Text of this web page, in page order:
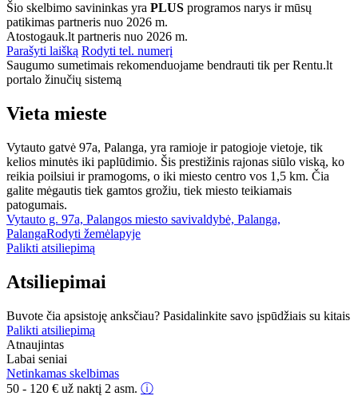
Šio skelbimo savininkas yra PLUS programos narys ir mūsų
patikimas partneris nuo 2026 m.
Atostogauk.lt partneris nuo 2026 m.
Parašyti laišką Rodyti tel. numerį
Saugumo sumetimais rekomenduojame bendrauti tik per Rentu.lt
portalo žinučių sistemą
Vieta mieste
Vytauto gatvė 97a, Palanga, yra ramioje ir patogioje vietoje, tik
kelios minutės iki paplūdimio. Šis prestižinis rajonas siūlo viską, ko
reikia poilsiui ir pramogoms, o iki miesto centro vos 1,5 km. Čia
galite mėgautis tiek gamtos grožiu, tiek miesto teikiamais
patogumais.
Vytauto g. 97a, Palangos miesto savivaldybė, Palanga,
PalangaRodyti žemėlapyje
Palikti atsiliepimą
Atsiliepimai
Buvote čia apsistoję anksčiau? Pasidalinkite savo įspūdžiais su kitais
Palikti atsiliepimą
Atnaujintas
Labai seniai
Netinkamas skelbimas
50 - 120 € už naktį 2 asm. ⓘ